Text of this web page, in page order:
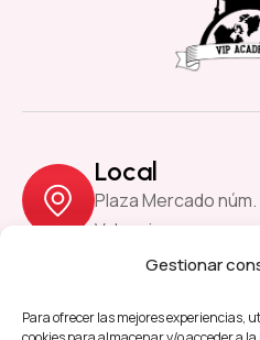
Gestionar
Para ofrecer las mejores experiencias,
Local
Plaza Mercado
Valencia